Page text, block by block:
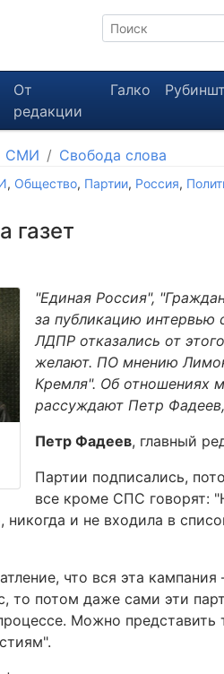
От
редакции
Галко
СМИ Свобода слова
, Общество, Партии, Россия,
газет
"Единая Россия",
за публикацию
ЛДПР отказались от
желают. ПО мнению
Кремля". Об отношениях
рассуждают Петр
Петр Фадеев, главный
Партии подписались,
все кроме СПС говорят:
никогда и не входила в
что вся эта
то потом даже сами эти
Можно